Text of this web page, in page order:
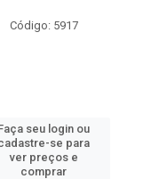
Código: 5917
seu login ou
se para
ver preços e
comprar